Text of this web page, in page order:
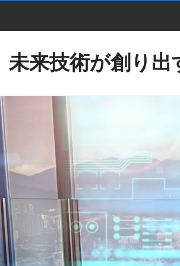
未来技術が創り出